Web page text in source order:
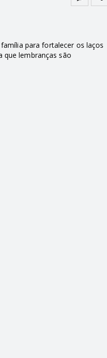
para fortalecer os laços
que lembranças são